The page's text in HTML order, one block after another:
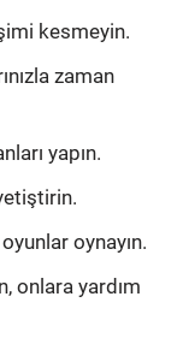
kesmeyin.
zaman
yapın.
oynayın.
onlara yardım